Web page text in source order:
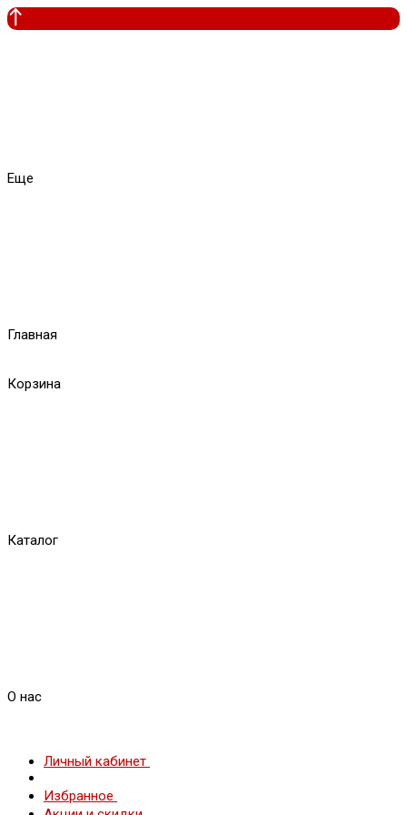
Еще
Главная
Корзина
Каталог
О нас
Личный кабинет
Избранное